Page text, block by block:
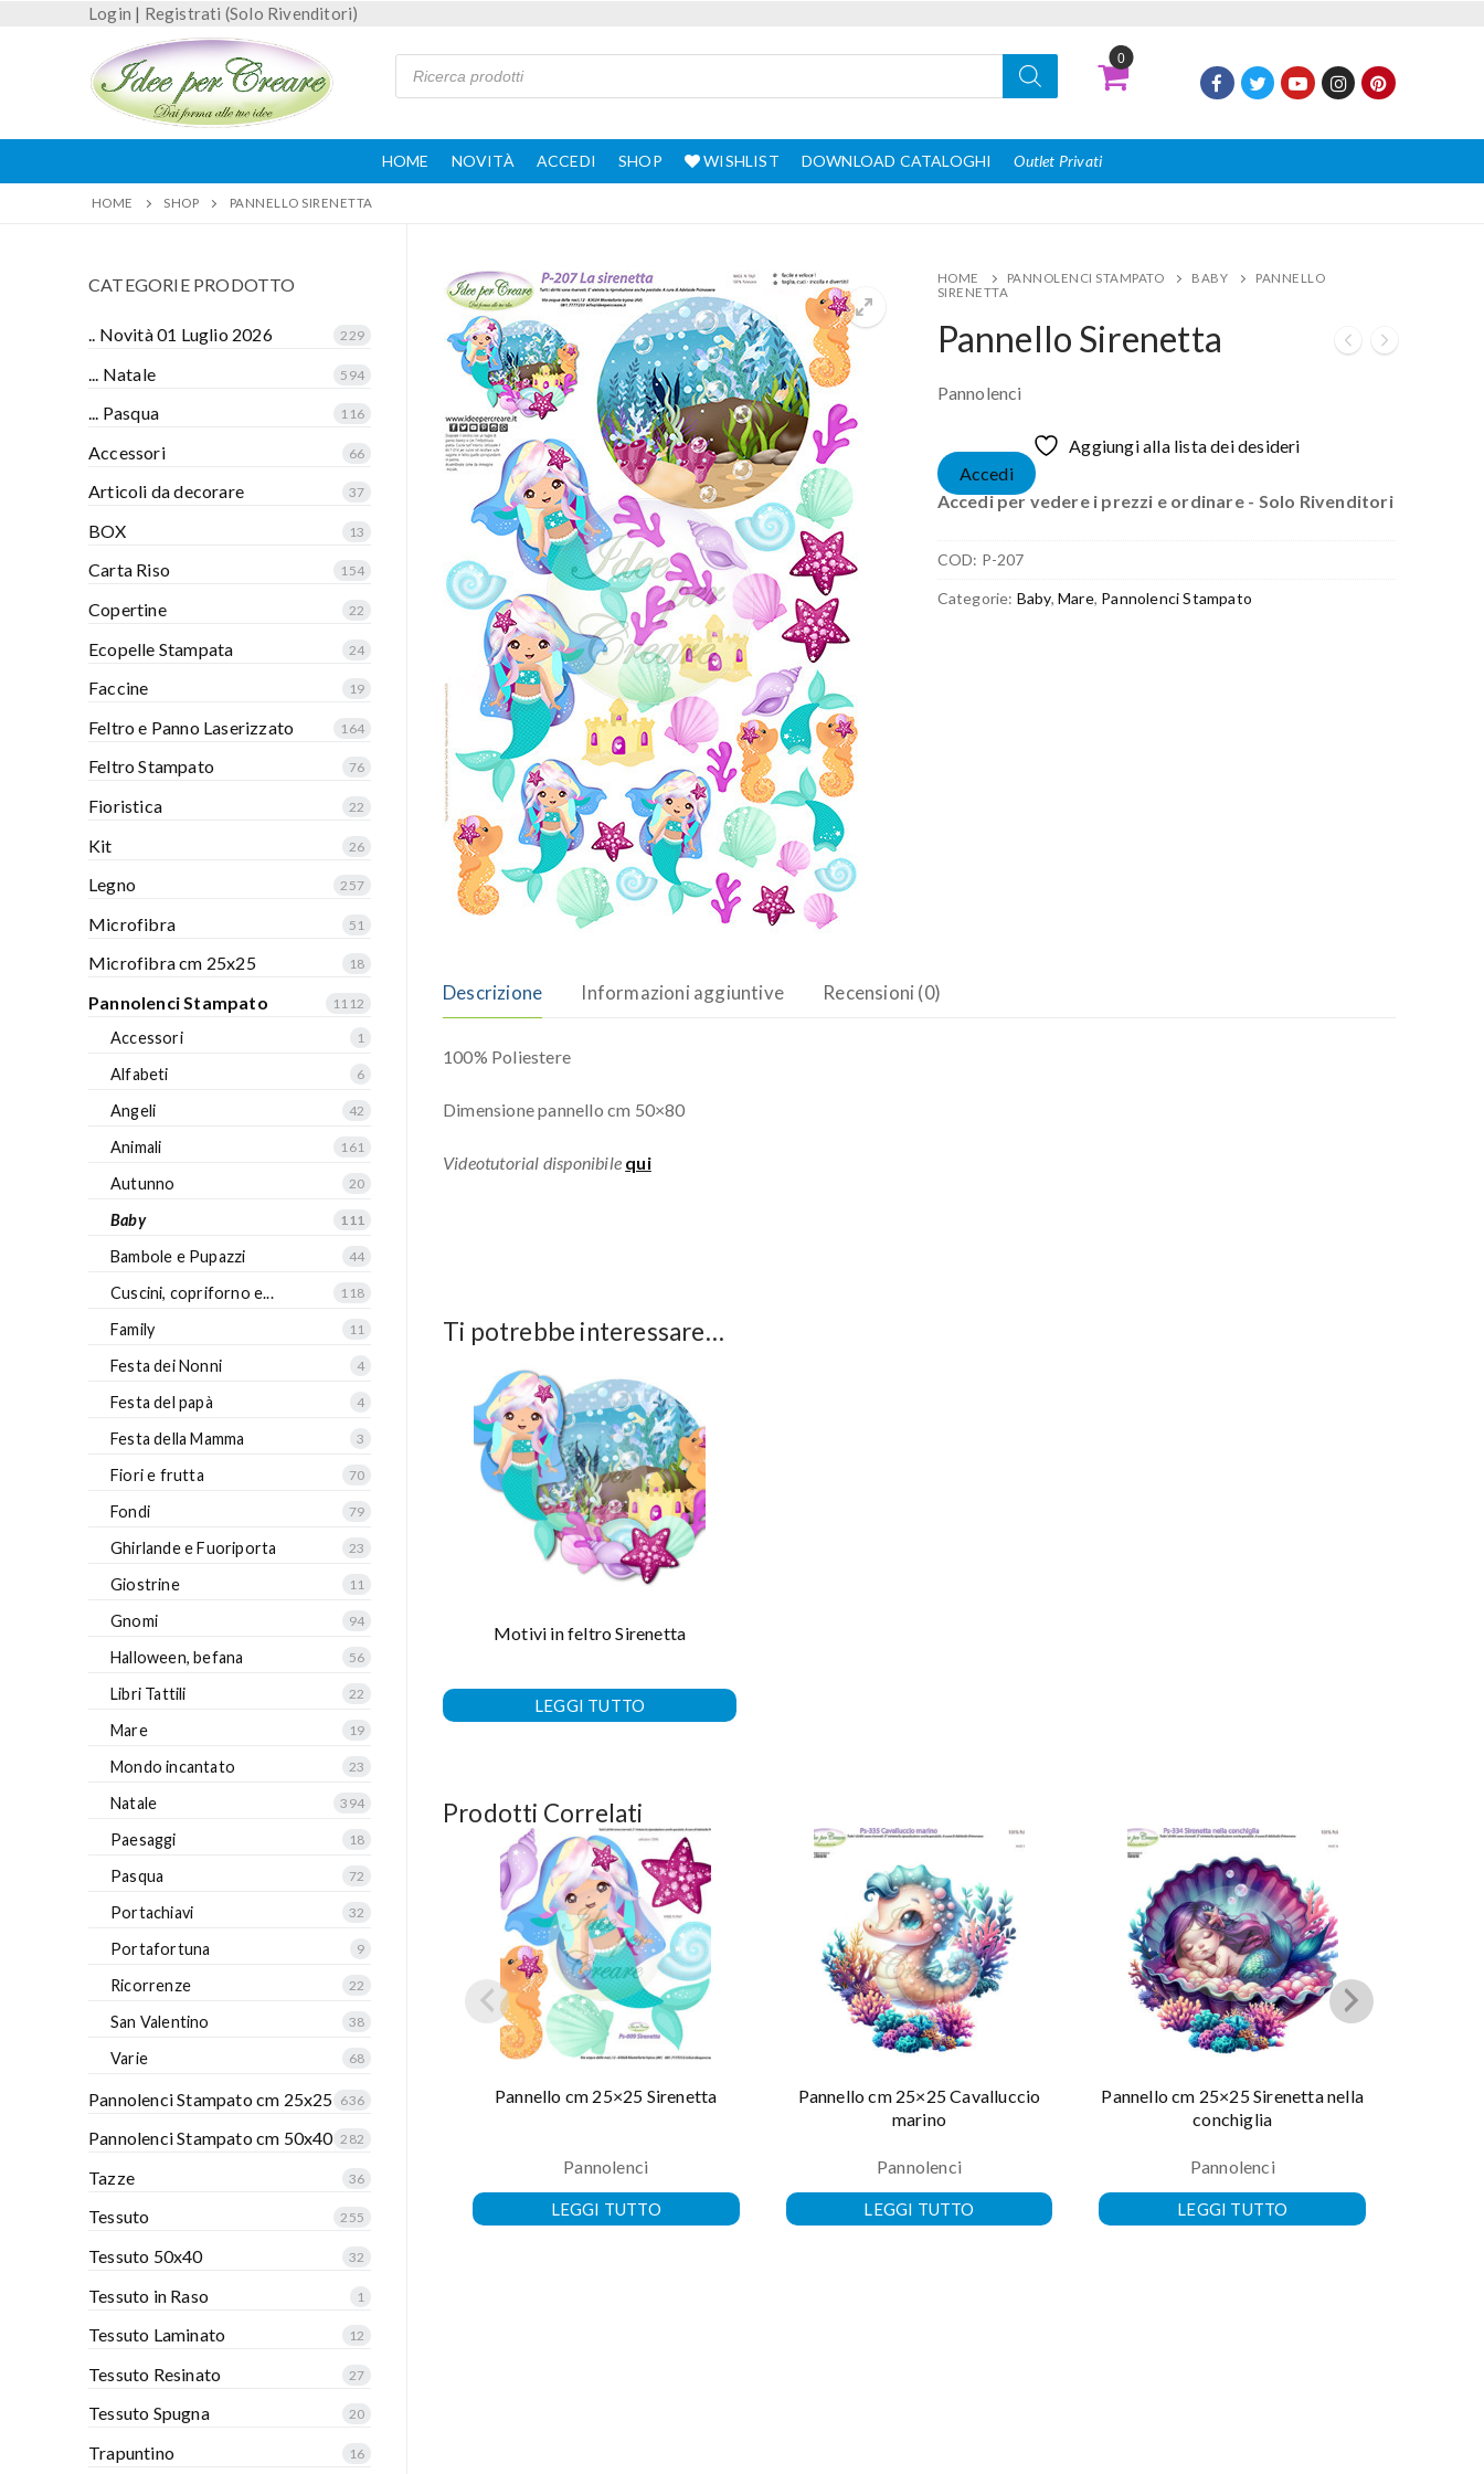
0
Login | Registrati (Solo Rivenditori)
HOME NOVITÀ ACCEDI SHOP WISHLIST DOWNLOAD CATALOGHI Outlet Privati
HOME SHOP PANNELLO SIRENETTA
HOME PANNOLENCI STAMPATO BABY
PANNELLO
SIRENETTA
Pannello Sirenetta
Pannolenci
Aggiungi alla lista dei desideri
Accedi
Accedi per vedere i prezzi e ordinare - Solo Rivenditori
COD: P-207
Categorie: Baby, Mare, Pannolenci Stampato
Descrizione Informazioni aggiuntive Recensioni (0)
100% Poliestere
Dimensione pannello cm 50×80
Videotutorial disponibile qui
Ti potrebbe interessare…
Motivi in feltro Sirenetta
LEGGI TUTTO
Prodotti Correlati
Pannello cm 25×25 Sirenetta
Pannolenci
LEGGI TUTTO
Pannello cm 25×25 Cavalluccio
marino
Pannolenci
LEGGI TUTTO
Pannello cm 25×25 Sirenetta nella
conchiglia
Pannolenci
LEGGI TUTTO
CATEGORIE PRODOTTO
.. Novità 01 Luglio 2026 229
... Natale 594
... Pasqua 116
Accessori 66
Articoli da decorare 37
BOX 13
Carta Riso 154
Copertine 22
Ecopelle Stampata 24
Faccine 19
Feltro e Panno Laserizzato 164
Feltro Stampato 76
Fioristica 22
Kit 26
Legno 257
Microfibra 51
Microfibra cm 25x25 18
Pannolenci Stampato 1112
Accessori 1
Alfabeti 6
Angeli 42
Animali 161
Autunno 20
Baby 111
Bambole e Pupazzi 44
Cuscini, copriforno e... 118
Family 11
Festa dei Nonni 4
Festa del papà 4
Festa della Mamma 3
Fiori e frutta 70
Fondi 79
Ghirlande e Fuoriporta 23
Giostrine 11
Gnomi 94
Halloween, befana 56
Libri Tattili 22
Mare 19
Mondo incantato 23
Natale 394
Paesaggi 18
Pasqua 72
Portachiavi 32
Portafortuna 9
Ricorrenze 22
San Valentino 38
Varie 68
Pannolenci Stampato cm 25x25 636
Pannolenci Stampato cm 50x40 282
Tazze 36
Tessuto 255
Tessuto 50x40 32
Tessuto in Raso 1
Tessuto Laminato 12
Tessuto Resinato 27
Tessuto Spugna 20
Trapuntino 16